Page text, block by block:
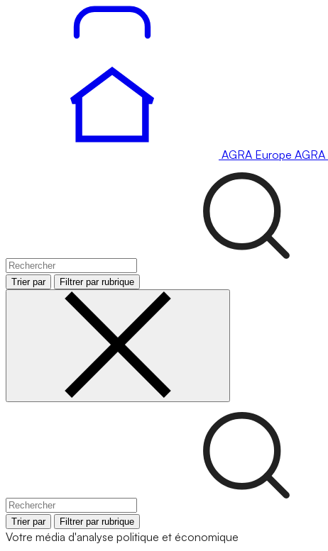
AGRA Europe AGRA
Trier par Filtrer par rubrique
Trier par Filtrer par rubrique
Votre média d'analyse politique et économique